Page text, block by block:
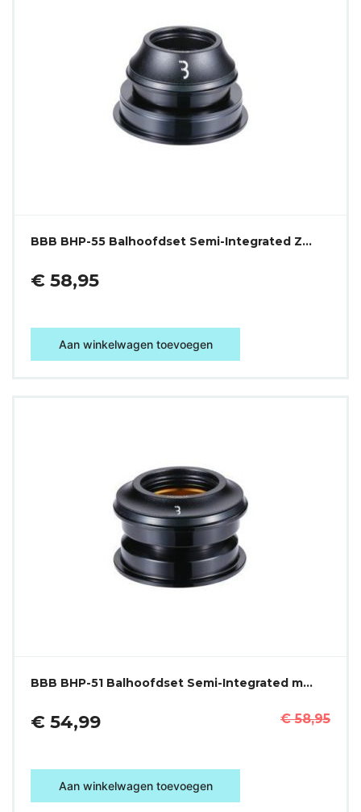
BBB BHP-55 Balhoofdset Semi-Integrated Z…
€ 58,95
Aan winkelwagen toevoegen
BBB BHP-51 Balhoofdset Semi-Integrated m…
€ 54,99 € 58,95
Aan winkelwagen toevoegen